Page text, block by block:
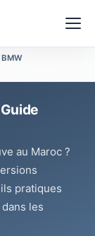
BMW
au Maroc ?
pratiques
les